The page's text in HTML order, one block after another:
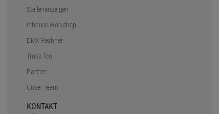
Stellenanzeigen
Inhouse Workshop
DMX Rechner
Truss Tool
Partner
Unser Team
KONTAKT